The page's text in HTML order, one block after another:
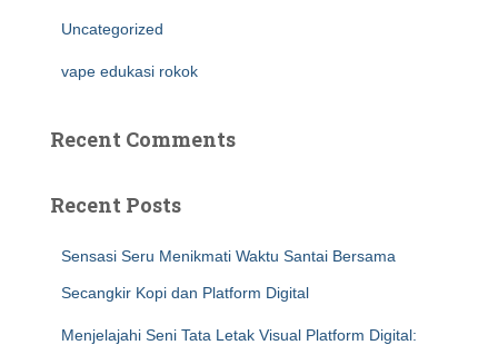
Uncategorized
vape edukasi rokok
Recent Comments
Recent Posts
Sensasi Seru Menikmati Waktu Santai Bersama
Secangkir Kopi dan Platform Digital
Menjelajahi Seni Tata Letak Visual Platform Digital: